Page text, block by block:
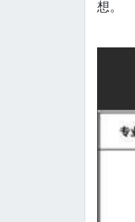
想。